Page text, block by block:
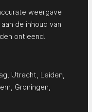
weergave
de inhoud van
ontleend.
Utrecht Leiden
Groningen